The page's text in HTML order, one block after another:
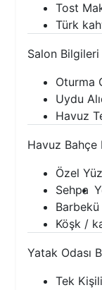
Tost
Türk
Salon Bilgileri
Oturma
Uydu
Havuz
Havuz Bahçe
Özel
Sehpa
Köşk /
Yatak Odası
Tek